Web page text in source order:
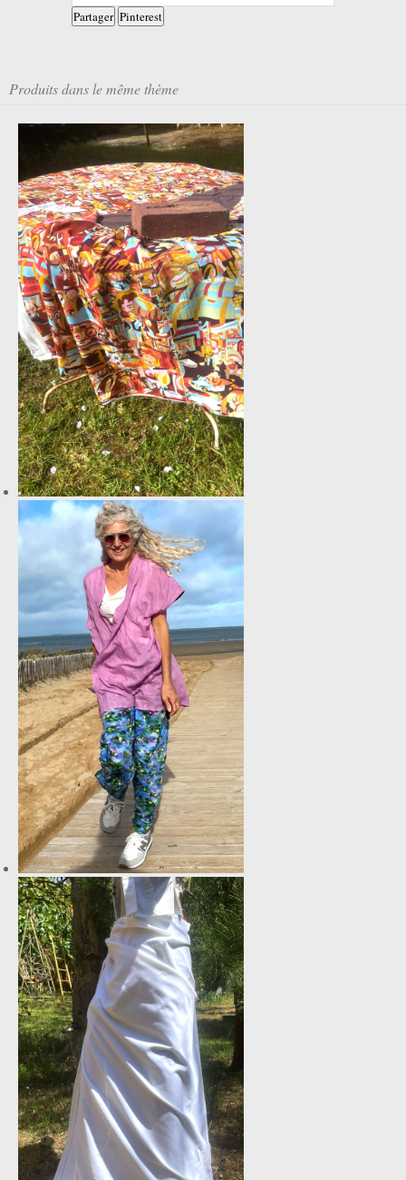
Partager Pinterest
Produits dans le même thème